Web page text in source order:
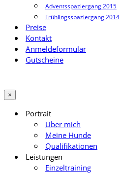
Adventsspaziergang 2015
Frühlingsspaziergang 2014
Preise
Kontakt
Anmeldeformular
Gutscheine
×
Portrait
Über mich
Meine Hunde
Qualifikationen
Leistungen
Einzeltraining